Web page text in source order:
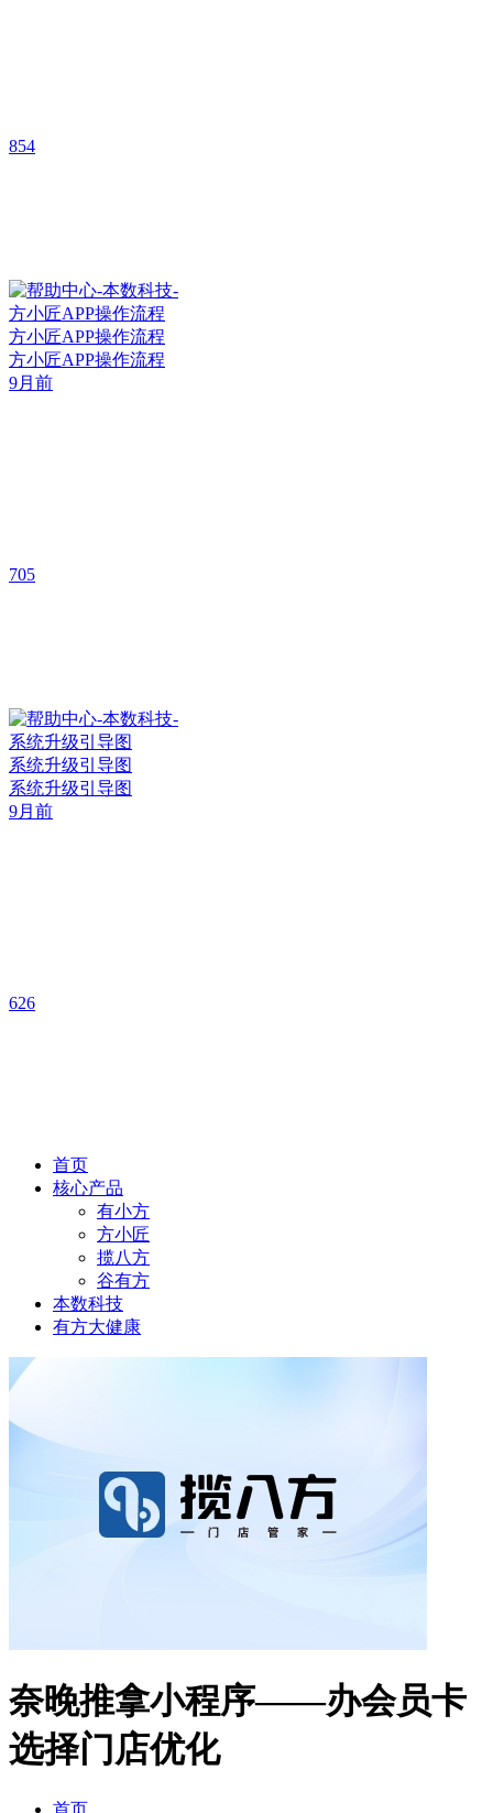
854
方小匠APP操作流程
方小匠APP操作流程
9月前
705
系统升级引导图
系统升级引导图
9月前
626
首页
核心产品
有小方
方小匠
揽八方
谷有方
本数科技
有方大健康
奈晚推拿小程序——办会员卡
选择门店优化
首页